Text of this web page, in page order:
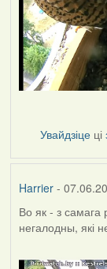
Увайдзіце ці
Harrier-
Во як - з самага
негалодны, які